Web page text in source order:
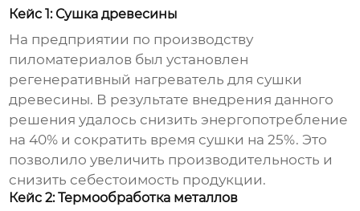
Кейс 1: Сушка древесины
На предприятии по производству
пиломатериалов был установлен
регенеративный нагреватель для сушки
древесины. В результате внедрения данного
решения удалось снизить энергопотребление
на 40% и сократить время сушки на 25%. Это
позволило увеличить производительность и
снизить себестоимость продукции.
Кейс 2: Термообработка металлов